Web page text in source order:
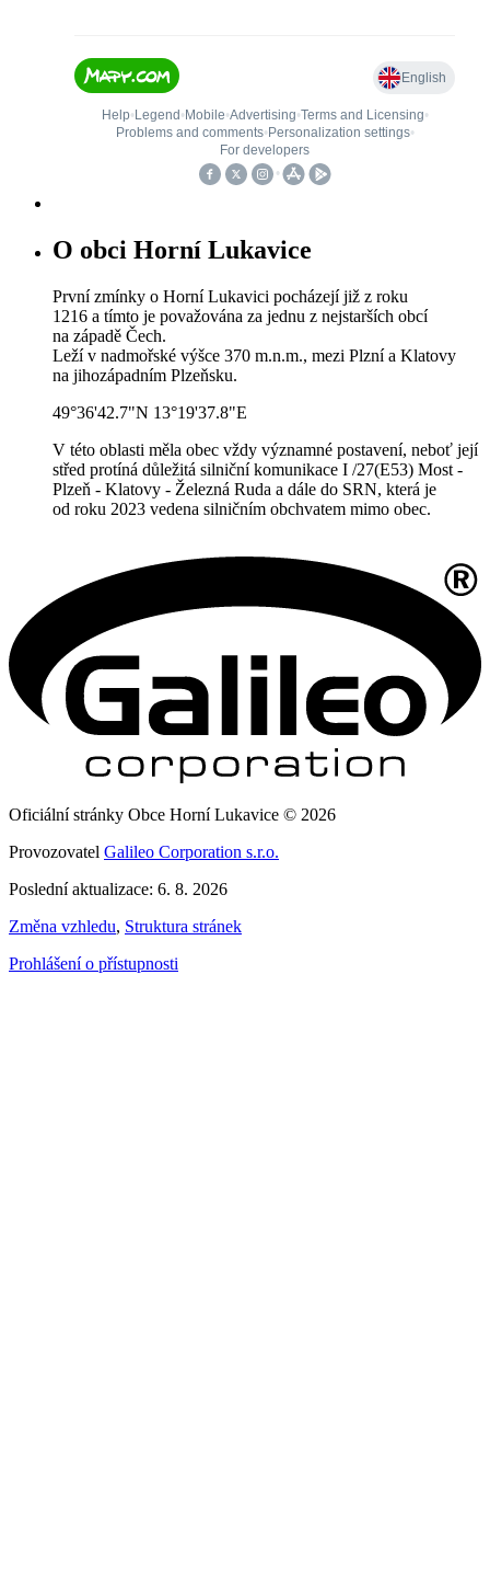
O obci Horní Lukavice
První zmínky o Horní Lukavici pocházejí již z roku
1216 a tímto je považována za jednu z nejstarších obcí
na západě Čech.
Leží v nadmořské výšce 370 m.n.m., mezi Plzní a Klatovy
na jihozápadním Plzeňsku.
49°36'42.7"N 13°19'37.8"E
V této oblasti měla obec vždy významné postavení, neboť její
střed protíná důležitá silniční komunikace I /27(E53) Most -
Plzeň - Klatovy - Železná Ruda a dále do SRN, která je
od roku 2023 vedena silničním obchvatem mimo obec.
Oficiální stránky Obce Horní Lukavice © 2026
Provozovatel Galileo Corporation s.r.o.
Poslední aktualizace: 6. 8. 2026
Změna vzhledu, Struktura stránek
Prohlášení o přístupnosti